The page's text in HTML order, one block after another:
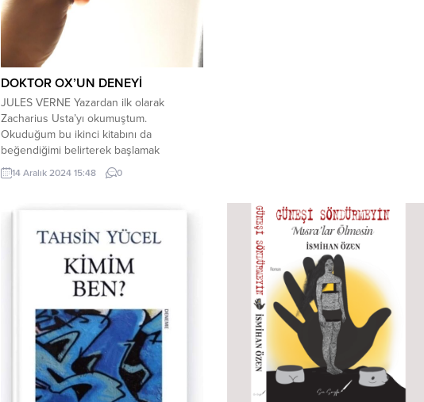
DOKTOR OX’UN DENEYİ
JULES VERNE Yazardan ilk olarak
Zacharius Usta’yı okumuştum.
Okuduğum bu ikinci kitabını da
beğendiğimi belirterek başlamak
istiyorum. Hikâye hayali bir kent olan
Quiquendone da geçiyor. Ağırkanlı,
ömürlerini geçiren kent sakinlerinin bir
anda değişim ve dönüşüm geçirerek
hareketlendiği, coşku durumu içine
girdikleri yaşamlarının bahsedildiği
kısımları gülerek...
14 Aralık 2024 15:48 0